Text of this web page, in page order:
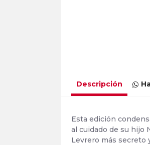
Descripción
Esta edición
al cuidado de su hijo
Levrero más secreto